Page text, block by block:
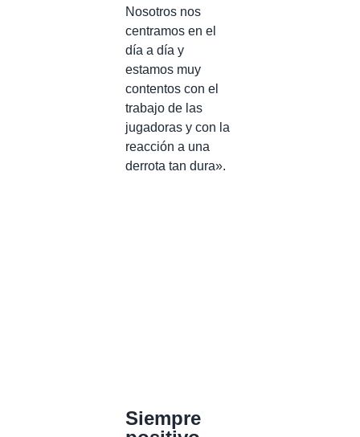
Nosotros nos
centramos en el
día a día y
estamos muy
contentos con el
trabajo de las
jugadoras y con la
reacción a una
derrota tan dura».
Siempre